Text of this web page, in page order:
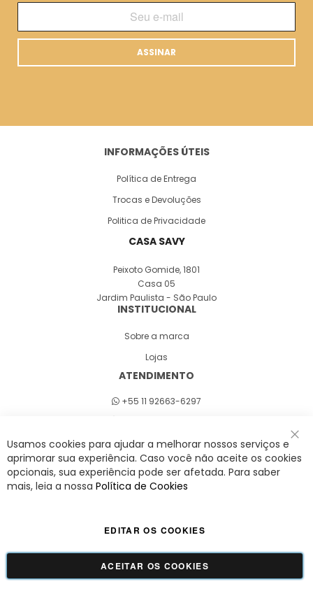
ASSINAR
INFORMAÇÕES ÚTEIS
Política de Entrega
Trocas e Devoluções
Politica de Privacidade
CASA SAVY
Peixoto Gomide, 1801
Casa 05
Jardim Paulista - São Paulo
INSTITUCIONAL
Sobre a marca
Lojas
ATENDIMENTO
+55 11 92663-6297
A Savy é uma lifestyle brand. Uma marca que promove fluidez para viver
o agora com leveza, cor e estilo.
GUADALUPE COMERCIO LTDA - 42.509.755/0001-66 | Tecnologia e Design:
Usamos cookies para ajudar a melhorar nossos serviços e
aprimorar sua experiência. Caso você não aceite os cookies
opcionais, sua experiência pode ser afetada. Para saber
mais, leia a nossa Política de Cookies
ACEITAR OS COOKIES
EDITAR OS COOKIES